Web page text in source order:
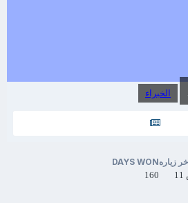
الخبراء
زيارهDAYS WON
160